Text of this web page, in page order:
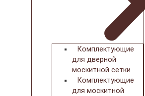
Комплектующие
для дверной
москитной сетки
Комплектующие
для москитной